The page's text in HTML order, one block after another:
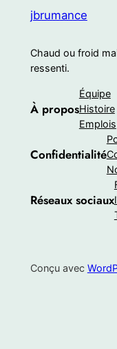
jbrumance
Chaud ou froid
ressenti.
À propos
Équipe
Histoire
Emplois
Confidentialité
Réseaux sociaux
Conçu avec